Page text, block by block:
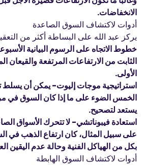
الانخفاضات.
أدوات لاكتشاف السوق الصاعدة
يركز عبد الله على البساطة أكثر من
خطوط الاتجاه على الرسوم البيانية
الثابت من الارتفاعات المرتفعة والقيعان
الأولى.
استراتيجية موجات إليوت- يمكن أن يسلط
الخمس الضوء على ما إذا كان السوق في
يستعد لتصحيح.
استعادة فيبوناتشي- لا تتحرك الأسواق
على سبيل المثال، كان ارتفاع الذهب في
بكل من الهياكل الفنية وحالة عدم اليقين
أدوات لاكتشاف السوق الهابطة